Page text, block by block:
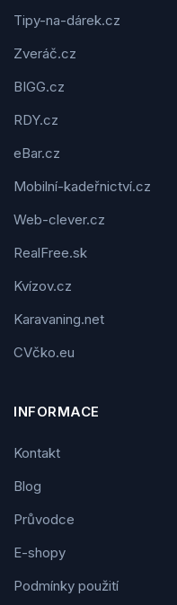
Tipy-na-dárek.cz
Zveráč.cz
BIGG.cz
RDY.cz
eBar.cz
Mobilní-kadeřnictví.cz
Web-clever.cz
RealFree.sk
Kvízov.cz
Karavaning.net
CVčko.eu
INFORMACE
Kontakt
Blog
Průvodce
E-shopy
Podmínky použití